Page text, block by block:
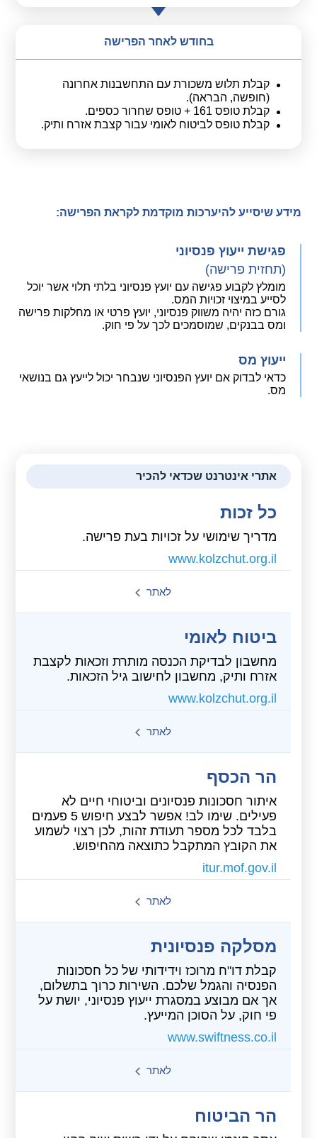
בחודש לאחר הפרישה
קבלת תלוש משכורת עם התחשבנות אחרונה
(חופשה, הבראה).
קבלת טופס 161 + טופס שחרור כספים.
קבלת טופס לביטוח לאומי עבור קצבת אזרח ותיק.
מידע שיסייע להיערכות מוקדמת לקראת הפרישה:
פגישת ייעוץ פנסיוני
(תחזית פרישה)
מומלץ לקבוע פגישה עם יועץ פנסיוני בלתי תלוי אשר יוכל
לסייע במיצוי זכויות המס.
גורם כזה יהיה משווק פנסיוני, יועץ פרטי או מחלקות פרישה
ומס בבנקים, שמוסמכים לכך על פי חוק.
ייעוץ מס
כדאי לבדוק אם יועץ הפנסיוני שנבחר יכול לייעץ גם בנושאי
מס.
אתרי אינטרנט שכדאי להכיר
כל זכות
מדריך שימושי על זכויות בעת פרישה.
www.kolzchut.org.il
לאתר
ביטוח לאומי
מחשבון לבדיקת הכנסה מותרת וזכאות לקצבת
אזרח ותיק, מחשבון לחישוב גיל הזכאות.
www.kolzchut.org.il
לאתר
הר הכסף
איתור חסכונות פנסיונים וביטוחי חיים לא
פעילים. שימו לב! אפשר לבצע חיפוש 5 פעמים
בלבד לכל מספר תעודת זהות, לכן רצוי לשמוע
את הקובץ המתקבל כתוצאה מהחיפוש.
itur.mof.gov.il
לאתר
מסלקה פנסיונית
קבלת דו"ח מרוכז וידידותי של כל חסכונות
הפנסיה והגמל שלכם. השירות כרוך בתשלום,
אך אם מבוצע במסגרת ייעוץ פנסיוני, יושת על
פי חוק, על הסוכן המייעץ.
www.swiftness.co.il
לאתר
הר הביטוח